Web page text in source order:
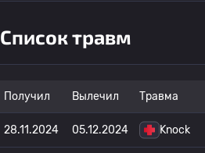
Список травм
Получил Вылечил Травма
28.11.2024 05.12.2024 Knock